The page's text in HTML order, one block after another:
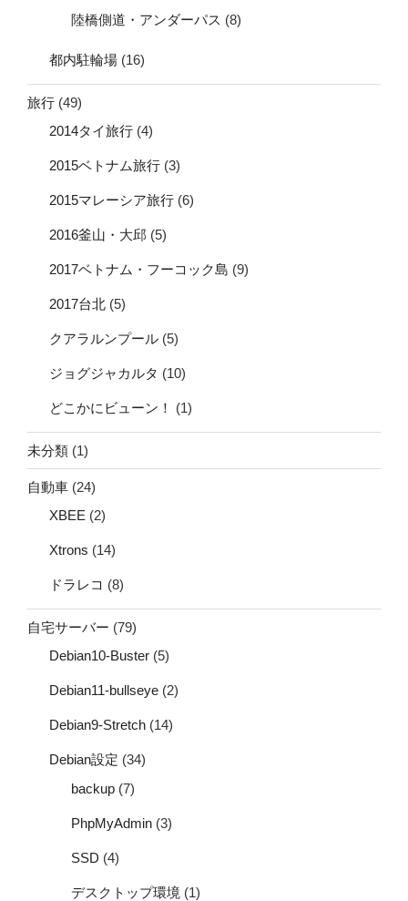
陸橋側道・アンダーパス (8)
都内駐輪場 (16)
旅行 (49)
2014タイ旅行 (4)
2015ベトナム旅行 (3)
2015マレーシア旅行 (6)
2016釜山・大邱 (5)
2017ベトナム・フーコック島 (9)
2017台北 (5)
クアラルンプール (5)
ジョグジャカルタ (10)
どこかにビューン！ (1)
未分類 (1)
自動車 (24)
XBEE (2)
Xtrons (14)
ドラレコ (8)
自宅サーバー (79)
Debian10-Buster (5)
Debian11-bullseye (2)
Debian9-Stretch (14)
Debian設定 (34)
backup (7)
PhpMyAdmin (3)
SSD (4)
デスクトップ環境 (1)